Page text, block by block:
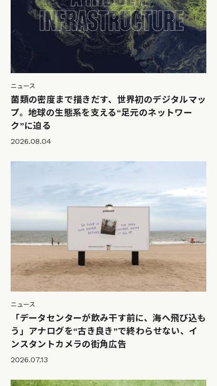
ニュース
菌類の密度まで描きだす、世界初のデジタルマッ
プ。地球の生態系を支える“足元のネットワー
ク”に迫る
2026.08.04
ニュース
「データセンターが飲み干す前に、海へ飛び込も
う」アナログを“古き良き”で終わらせない、イ
ンスタントカメラの街角広告
2026.07.13